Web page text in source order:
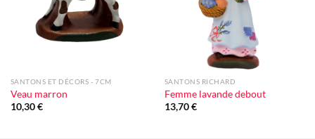
SANTONS ET DÉCORS - 7CM
Veau marron
10,30€
SANTONS RICHARD
Femme lavande debout
13,70€